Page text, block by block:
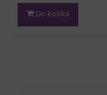
Do košíka